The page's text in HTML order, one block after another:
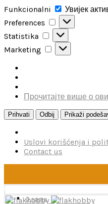
Funkcionalni
Увијек
Preferences
Preferences
Statistika
Statistika
Marketing
Marketing
Прочитајте више о
Prihvati Odbij Prikaži
Uslovi korišćenja i
Contact us
kao i boja firme MRP.
O nama